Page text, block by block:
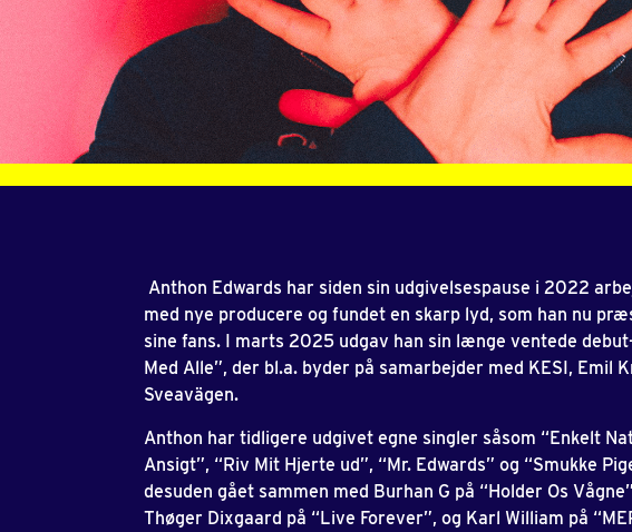
Anthon Edwards har siden sin udgivelsespause i 2022
med nye producere og fundet en skarp lyd, som han nu
sine fans. I marts 2025 udgav han sin længe ventede
Med Alle”, der bl.a. byder på samarbejder med KESI, Emil
Sveavägen.
Anthon har tidligere udgivet egne singler såsom “Enkelt
Ansigt”, “Riv Mit Hjerte ud”, “Mr. Edwards” og “Smukke
desuden gået sammen med Burhan G på “Holder Os
Thøger Dixgaard på “Live Forever”, og Karl William på